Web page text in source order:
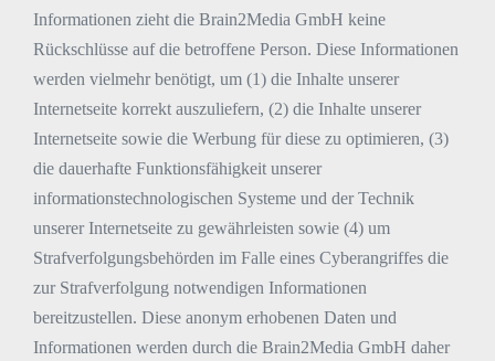
Informationen zieht die Brain2Media GmbH keine
Rückschlüsse auf die betroffene Person. Diese Informationen
werden vielmehr benötigt, um (1) die Inhalte unserer
Internetseite korrekt auszuliefern, (2) die Inhalte unserer
Internetseite sowie die Werbung für diese zu optimieren, (3)
die dauerhafte Funktionsfähigkeit unserer
informationstechnologischen Systeme und der Technik
unserer Internetseite zu gewährleisten sowie (4) um
Strafverfolgungsbehörden im Falle eines Cyberangriffes die
zur Strafverfolgung notwendigen Informationen
bereitzustellen. Diese anonym erhobenen Daten und
Informationen werden durch die Brain2Media GmbH daher